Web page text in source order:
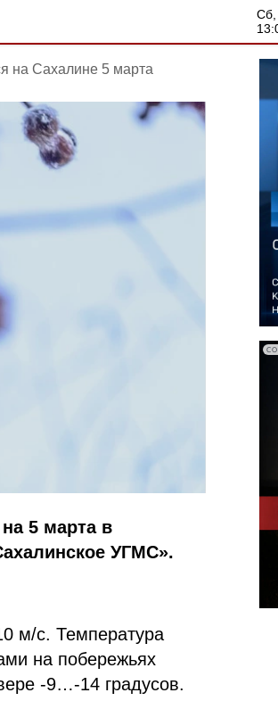
на Сахалине 5 марта
5 марта в
УГМС».
м/с. Температура
на побережьях
-9…-14 градусов.